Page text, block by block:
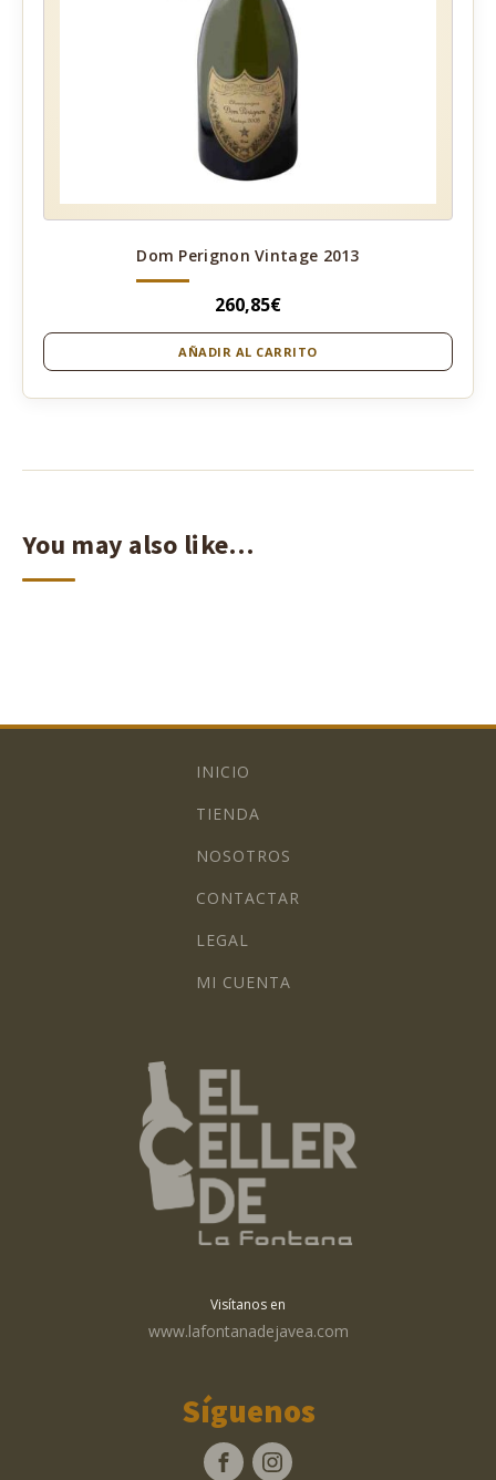
Dom Perignon Vintage 2013
260,85€
AÑADIR AL CARRITO
You may also like…
INICIO
TIENDA
NOSOTROS
CONTACTAR
LEGAL
MI CUENTA
Visítanos en
www.lafontanadejavea.com
Síguenos